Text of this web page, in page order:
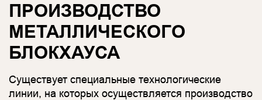
ПРОИЗВОДСТВО
МЕТАЛЛИЧЕСКОГО
БЛОКХАУСА
Существует специальные технологические
линии, на которых осуществляется производство